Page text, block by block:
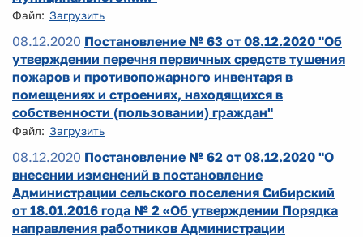
Файл: Загрузить
08.12.2020 Постановление № 63 от 08.12.2020 "Об
утверждении перечня первичных средств тушения
пожаров и противопожарного инвентаря в
помещениях и строениях, находящихся в
собственности (пользовании) граждан"
Файл: Загрузить
08.12.2020 Постановление № 62 от 08.12.2020 "О
внесении изменений в постановление
Администрации сельского поселения Сибирский
от 18.01.2016 года № 2 «Об утверждении Порядка
направления работников Администрации